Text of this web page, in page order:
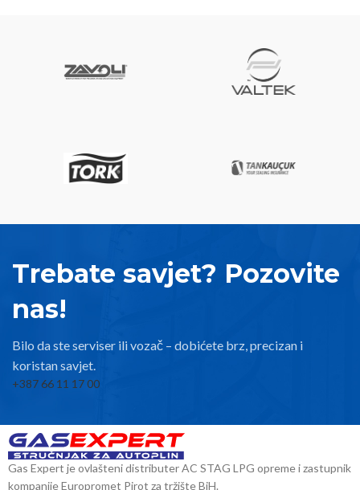
Trebate savjet? Pozovite
nas!
Bilo da ste serviser ili vozač – dobićete brz, precizan i
koristan savjet.
+387 66 11 17 00
Gas Expert je ovlašteni distributer AC STAG LPG opreme i zastupnik
kompanije Europromet Pirot za tržište BiH.